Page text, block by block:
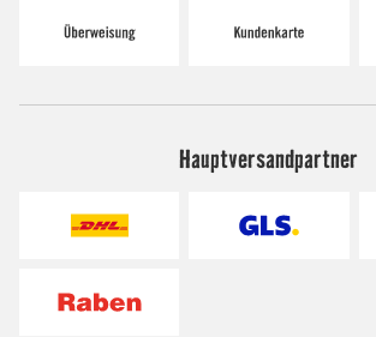
Hauptversandpartner